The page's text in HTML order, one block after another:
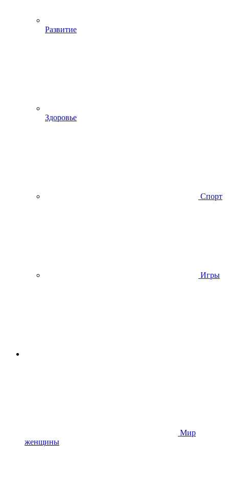
Развитие
Здоровье
Спорт
Игры
Мир
женщины